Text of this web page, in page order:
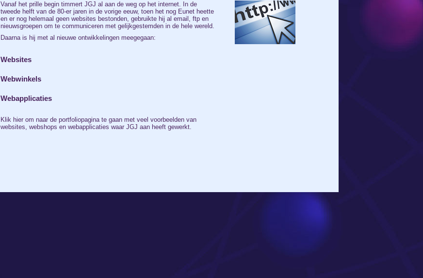
Vanaf het prille begin timmert JGJ al aan de weg op het internet. In de
tweede helft van de 80-er jaren in de vorige eeuw, toen het nog Eunet heette
en er nog helemaal geen websites bestonden, gebruikte hij al email, ftp en
nieuwsgroepen om te communiceren met gelijkgestemden in de hele wereld.
Daarna is hij met al nieuwe ontwikkelingen meegegaan:
Websites
Webwinkels
Webapplicaties
Klik hier om naar de portfoliopagina te gaan met veel voorbeelden van
websites, webshops en webapplicaties waar JGJ aan heeft gewerkt.